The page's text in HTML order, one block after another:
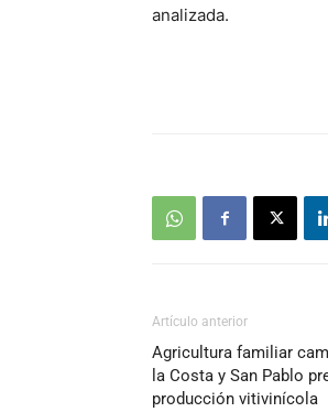
analizada.
Artículo anterior
Agricultura familiar
la Costa y San Pablo
producción vitivinícola